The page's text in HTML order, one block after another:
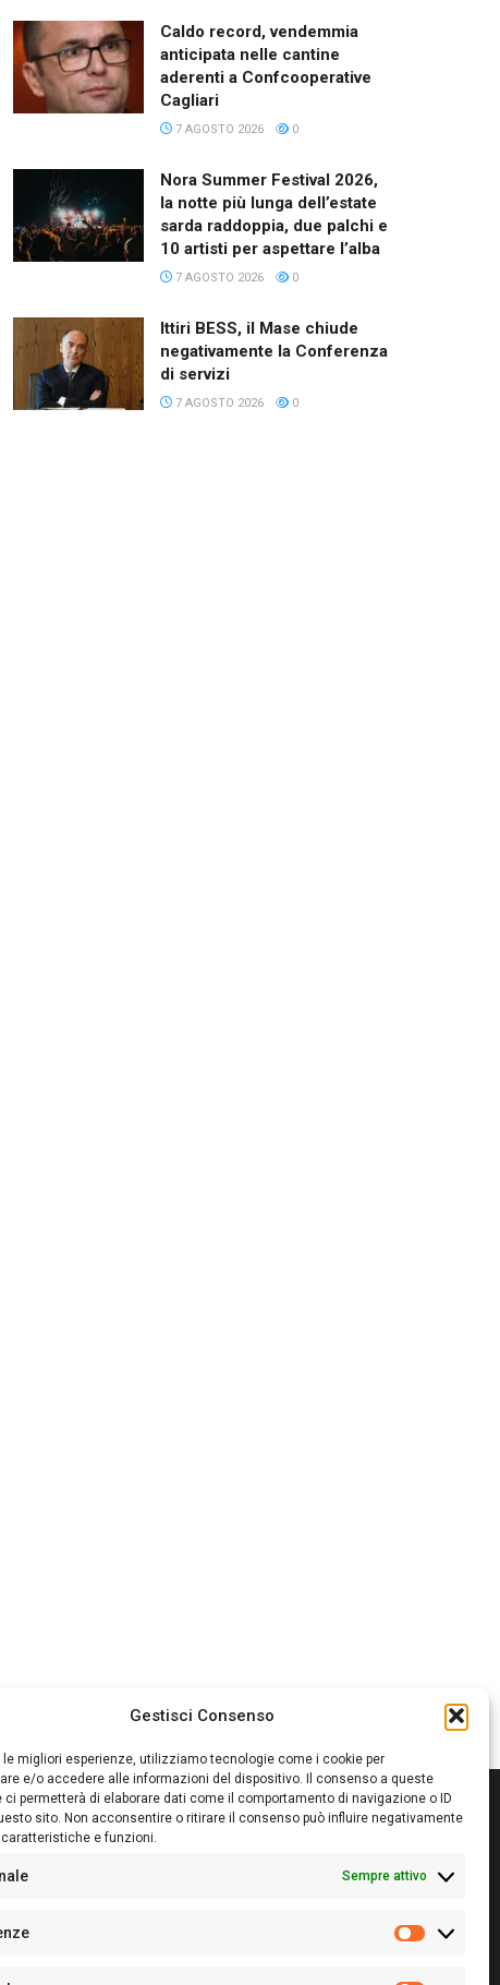
Gestisci Consenso
le migliori esperienze, utilizziamo tecnologie come i cookie per
e/o accedere alle informazioni del dispositivo. Il consenso a queste
ci permetterà di elaborare dati come il comportamento di navigazione o ID
sito. Non acconsentire o ritirare il consenso può influire negativamente
e funzioni.
Sempre attivo
Caldo record, vendemmia
anticipata nelle cantine
aderenti a Confcooperative
Cagliari
7 AGOSTO 2026 0
Nora Summer Festival 2026,
la notte più lunga dell’estate
sarda raddoppia, due palchi e
10 artisti per aspettare l’alba
7 AGOSTO 2026 0
Ittiri BESS, il Mase chiude
negativamente la Conferenza
di servizi
7 AGOSTO 2026 0
Editore:Giampaolo Cirronis Ditta individuale
Sede:
di iscrizione al ROC: